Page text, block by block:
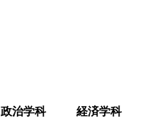
政治学科 経済学科